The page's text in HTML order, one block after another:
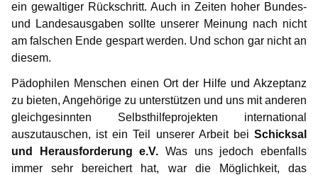
ein gewaltiger Rückschritt. Auch in Zeiten hoher Bundes-
und Landesausgaben sollte unserer Meinung nach nicht
am falschen Ende gespart werden. Und schon gar nicht an
diesem.
Pädophilen Menschen einen Ort der Hilfe und Akzeptanz
zu bieten, Angehörige zu unterstützen und uns mit anderen
gleichgesinnten Selbsthilfeprojekten international
auszutauschen, ist ein Teil unserer Arbeit bei Schicksal
und Herausforderung e.V. Was uns jedoch ebenfalls
immer sehr bereichert hat, war die Möglichkeit, das